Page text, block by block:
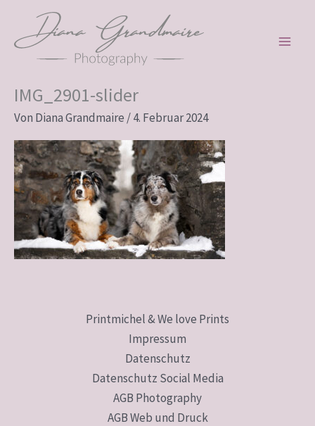
springen
IMG_2901-slider
Von Diana Grandmaire /4. Februar 2024
Printmichel & We love Prints
Impressum
Datenschutz
Datenschutz Social Media
AGB Photography
AGB Web und Druck